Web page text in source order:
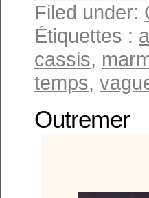
Filed under:
Étiquettes :
cassis,
temps,
Outremer